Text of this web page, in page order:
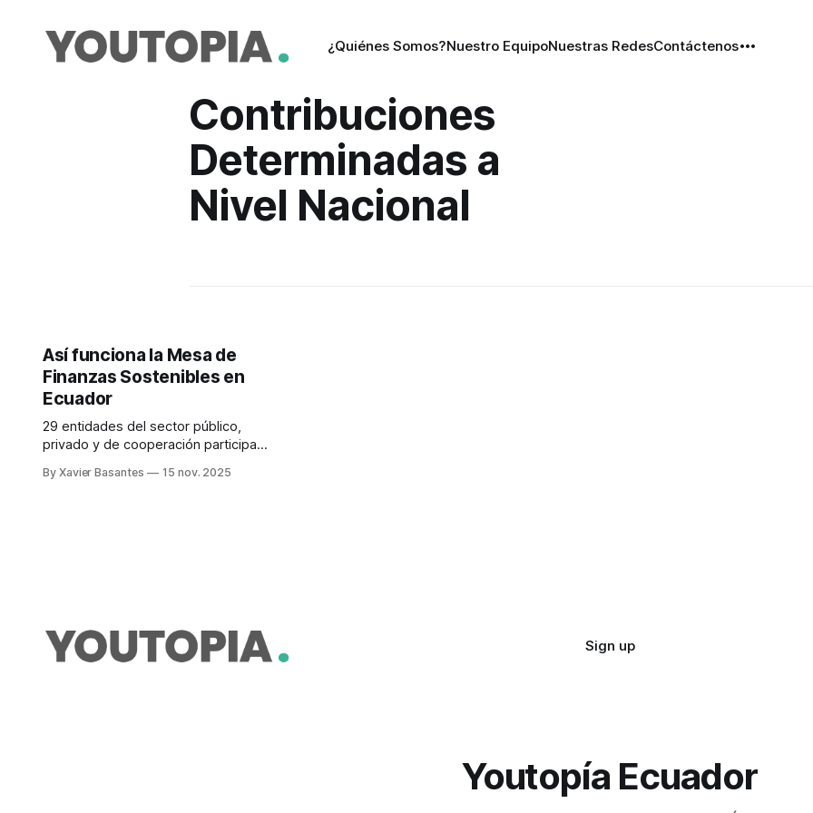
¿Quiénes Somos?Nuestro EquipoNuestras RedesContáctenos
Contribuciones
Determinadas a
Nivel Nacional
Así funciona la Mesa de
Finanzas Sostenibles en
Ecuador
29 entidades del sector público,
privado y de cooperación participan
15.450 millones hasta 2030, para
By Xavier Basantes 15 nov. 2025
Sign up
Youtopía Ecuador